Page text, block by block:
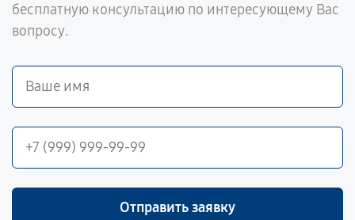
бесплатную консультацию по интересующему Вас
вопросу.
Отправить заявку